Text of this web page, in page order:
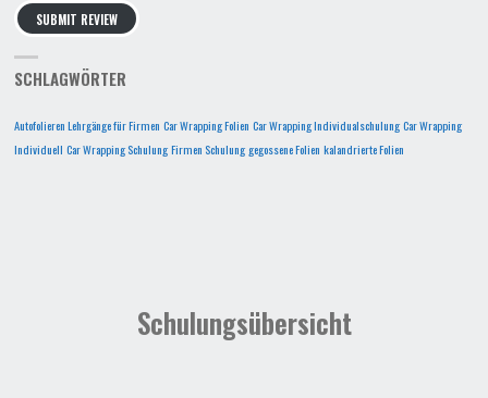
SUBMIT REVIEW
SCHLAGWÖRTER
Autofolieren Lehrgänge für Firmen Car Wrapping Folien Car Wrapping Individualschulung Car Wrapping
Individuell Car Wrapping Schulung Firmen Schulung gegossene Folien kalandrierte Folien
Schulungsübersicht